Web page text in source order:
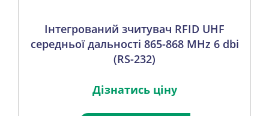
Інтегрований зчитувач RFID UHF
середньої дальності 865-868 MHz 6 dbi
(RS-232)
Дізнатись ціну